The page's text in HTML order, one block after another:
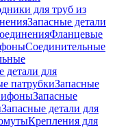
для труб из
Запасные детали
Фланцевые
Соединительные
детали для
патрубкиЗапасные
Запасные
Запасные детали для
Крепления для